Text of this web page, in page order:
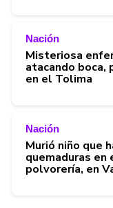
Nación
Misteriosa
atacando boca,
en el Tolima
Nación
Murió niño que
quemaduras en
polvorería, en